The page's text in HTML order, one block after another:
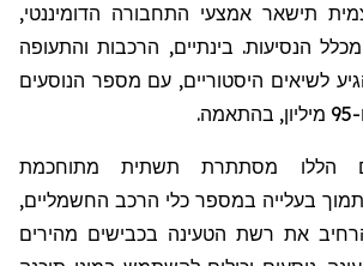
תישאר אמצעי התחבורה הדומיננטי,
כ-80 אחוז מכלל הנסיעות. בינתיים, הרכבות והתעופה
לשיאים היסטוריים, עם מספר הנוסעים
הללו מסתתרת תשתית מתוחכמת
בעלייה במספר כלי הרכב החשמליים,
את רשת הטעינה בכבישים מהירים